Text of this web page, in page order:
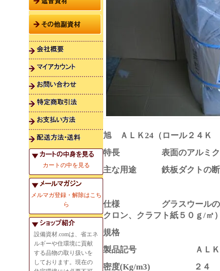
カートの中を見る
メルマガ登録・解除はこち
ら
設備資材.comは、省エネ
ルギーや住環境に貢献
する品物の取り扱いを
しております。現在の
旭 ＡＬＫ24（ロール２４
特長 表面のアルミクラ
主な用途 鉄板ダクトの断
仕様 グラスウールの表面
クロン、クラフト紙５０ｇ/㎡
規格
製品記号 ＡＬＫ
密度(Kg/m3) ２４